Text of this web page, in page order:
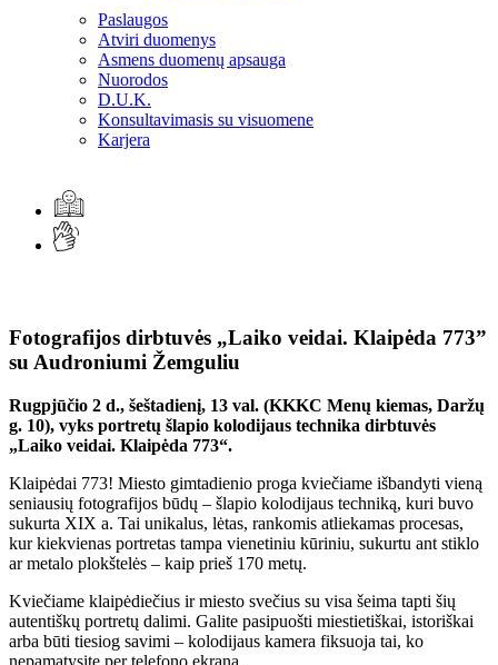
Paslaugos
Atviri duomenys
Asmens duomenų apsauga
Nuorodos
D.U.K.
Konsultavimasis su visuomene
Karjera
Fotografijos dirbtuvės „Laiko veidai. Klaipėda 773”
su Audroniumi Žemguliu
Rugpjūčio 2 d., šeštadienį, 13 val. (KKKC Menų kiemas, Daržų
g. 10), vyks portretų šlapio kolodijaus technika dirbtuvės
„Laiko veidai. Klaipėda 773“.
Klaipėdai 773! Miesto gimtadienio proga kviečiame išbandyti vieną
seniausių fotografijos būdų – šlapio kolodijaus techniką, kuri buvo
sukurta XIX a. Tai unikalus, lėtas, rankomis atliekamas procesas,
kur kiekvienas portretas tampa vienetiniu kūriniu, sukurtu ant stiklo
ar metalo plokštelės – kaip prieš 170 metų.
Kviečiame klaipėdiečius ir miesto svečius su visa šeima tapti šių
autentiškų portretų dalimi. Galite pasipuošti miestietiškai, istoriškai
arba būti tiesiog savimi – kolodijaus kamera fiksuoja tai, ko
nepamatysite per telefono ekraną.